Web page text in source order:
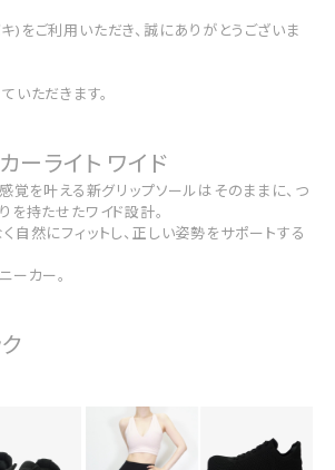
)をご利用いただき、誠にありがとうございま
いただきます。
ーライト ワイド
感覚を叶える新グリップソールはそのままに、つ
を持たせたワイド設計。
自然にフィットし、正しい姿勢をサポートする
ーカー。